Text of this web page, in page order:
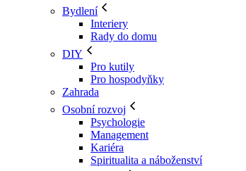
Bydlení
Interiery
Rady do domu
DIY
Pro kutily
Pro hospodyňky
Zahrada
Osobní rozvoj
Psychologie
Management
Kariéra
Spiritualita a náboženství